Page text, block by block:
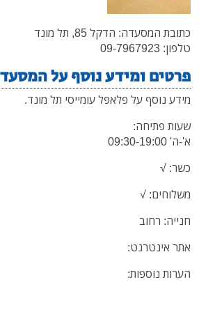
כתובת המסעדה: הדקל 85, תל מונד
טלפון: 09-7967923
פרטים ומידע נוסף על
מידע נוסף על פלאפל עומייסי תל מונד.
שעות פתיחה:
א'-ה' 09:30-19:00
כשר: √
משלוחים: √
חנייה: רחוב
אתר אינטרנט:
הערות נוספות: